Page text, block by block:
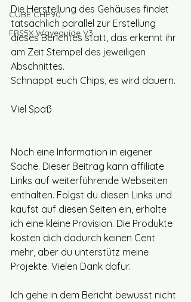
CUBE CHP90
FRS5X Waveguide V3
Die Herstellung des Gehäuses findet
tatsächlich parallel zur Erstellung
dieses Berichtes statt, das erkennt ihr
am Zeit Stempel des jeweiligen
Abschnittes.
Schnappt euch Chips, es wird dauern.
Viel Spaß
Noch eine Information in eigener
Sache. Dieser Beitrag kann affiliate
Links auf weiterführende Webseiten
enthalten. Folgst du diesen Links und
kaufst auf diesen Seiten ein, erhalte
ich eine kleine Provision. Die Produkte
kosten dich dadurch keinen Cent
mehr, aber du unterstütz meine
Projekte. Vielen Dank dafür.
Ich gehe in dem Bericht bewusst nicht